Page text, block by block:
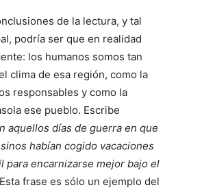
de la lectura, y tal
podría ser que en realidad
los humanos somos tan
clima de esa región, como la
responsables y como la
ese pueblo. Escribe
aquellos días de guerra en que
habían cogido vacaciones
para encarnizarse mejor bajo el
frase es sólo un ejemplo del